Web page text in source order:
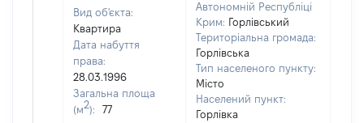
Вид об'єкта:
Квартира
Дата набуття
права:
28.03.1996
Загальна площа
(м2):
77
Автономній Республіці
Крим: Горлівський
Територіальна громада:
Горлівська
Тип населеного пункту:
Місто
Населений пункт:
Горлівка